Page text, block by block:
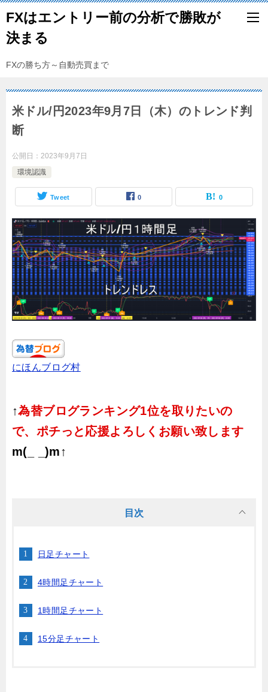
FXはエントリー前の分析で勝敗が
決まる
FXの勝ち方～自動売買まで
米ドル/円2023年9月7日（木）のトレンド判
断
公開日： 2023年9月7日
環境認識
Tweet 0 0
にほんブログ村
↑為替ブログランキング1位を取りたいの
で、ポチっと応援よろしくお願い致します
m(_ _)m↑
目次
日足チャート
4時間足チャート
1時間足チャート
15分足チャート